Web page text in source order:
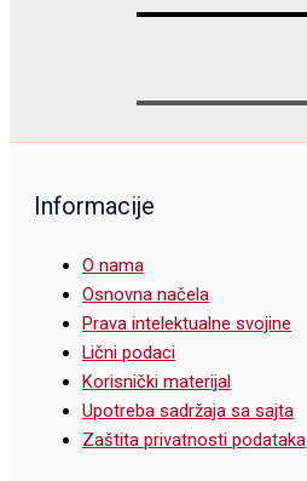
Informacije
O nama
Osnovna načela
Prava intelektualne svojine
Lični podaci
Korisnički materijal
Upotreba sadržaja sa sajta
Zaštita privatnosti podataka